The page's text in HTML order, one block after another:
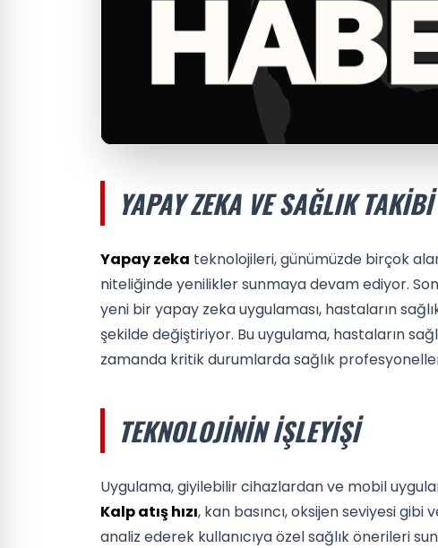
YAPAY ZEKA VE SAĞLIK TAKIBI
Yapay zeka teknolojileri, günümüzde birçok
niteliğinde yenilikler sunmaya devam ediyor.
yeni bir yapay zeka uygulaması, hastaların
şekilde değiştiriyor. Bu uygulama, hastaların
zamanda kritik durumlarda sağlık
TEKNOLOJININ İŞLEYIŞI
Uygulama, giyilebilir cihazlardan ve mobil
Kalp atış hızı, kan basıncı, oksijen seviyesi
analiz ederek kullanıcıya özel sağlık önerileri